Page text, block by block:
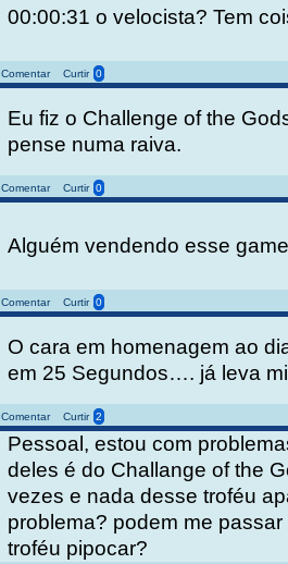
00:00:31 o velocista? Tem
Comentar Curtir 0
Eu fiz o Challenge of the
pense numa raiva.
Comentar Curtir 0
Alguém vendendo esse
Comentar Curtir 0
O cara em homenagem ao
em 25 Segundos…. já leva
Comentar Curtir 2
Pessoal, estou com
deles é do Challange of the
vezes e nada desse troféu
problema? podem me
troféu pipocar?